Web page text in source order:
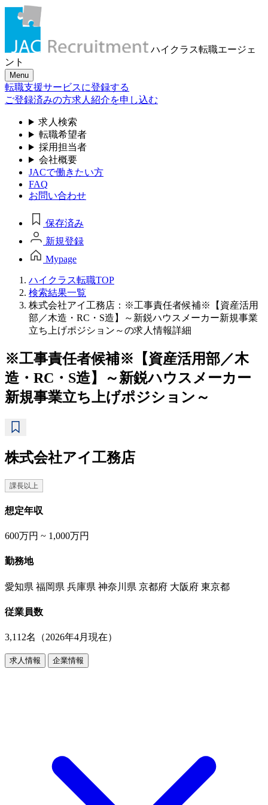
ハイクラス転職エージェ
ント
Menu
転職支援サービスに登録する
ご登録済みの方求人紹介を申し込む
求人検索
転職希望者
採用担当者
会社概要
JACで働きたい方
FAQ
お問い合わせ
保存済み
新規登録
Mypage
ハイクラス転職TOP
検索結果一覧
株式会社アイ工務店：※工事責任者候補※【資産活用
部／木造・RC・S造】～新鋭ハウスメーカー新規事業
立ち上げポジション～の求人情報詳細
※工事責任者候補※【資産活用部／木
造・RC・S造】～新鋭ハウスメーカー
新規事業立ち上げポジション～
株式会社アイ工務店
課長以上
想定年収
600万円 ~ 1,000万円
勤務地
愛知県 福岡県 兵庫県 神奈川県 京都府 大阪府 東京都
従業員数
3,112名（2026年4月現在）
求人情報 企業情報